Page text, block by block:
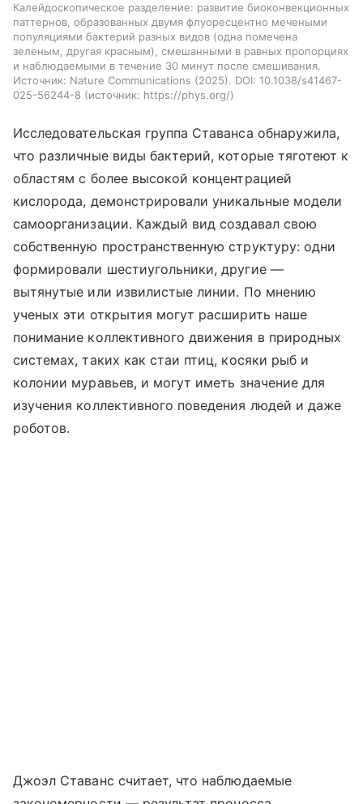
Калейдоскопическое разделение: развитие биоконвекционных
паттернов, образованных двумя флуоресцентно мечеными
популяциями бактерий разных видов (одна помечена
зеленым, другая красным), смешанными в равных пропорциях
и наблюдаемыми в течение 30 минут после смешивания.
Источник: Nature Communications (2025). DOI: 10.1038/s41467-
025-56244-8
источник: https://phys.org/
Исследовательская группа Ставанса обнаружила,
что различные виды бактерий, которые тяготеют к
областям с более высокой концентрацией
кислорода, демонстрировали уникальные модели
самоорганизации. Каждый вид создавал свою
собственную пространственную структуру: одни
формировали шестиугольники, другие —
вытянутые или извилистые линии. По мнению
ученых эти открытия могут расширить наше
понимание коллективного движения в природных
системах, таких как стаи птиц, косяки рыб и
колонии муравьев, и могут иметь значение для
изучения коллективного поведения людей и даже
роботов.
Джоэл Ставанс считает, что наблюдаемые